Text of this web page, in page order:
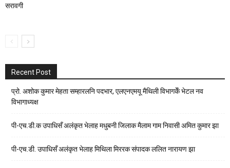
सरावगी
Recent Post
प्रो. अशोक कुमार मेहता सम्हारलनि पदभार, एलएनएमयू मैथिली विभागकेँ भेटल नव
विभागाध्यक्ष
पी-एच.डी.क उपाधिसँ अलंकृत भेलाह मधुबनी जिलाक मैलाम गाम निवासी अमित कुमार झा
पी-एच.डी. उपाधिसँ अलंकृत भेलाह मिथिला मिररक संपादक ललित नारायण झा